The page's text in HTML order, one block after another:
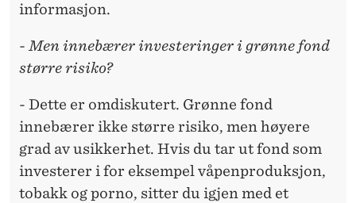
informasjon.
- Men innebærer investeringer i grønne fond
større risiko?
- Dette er omdiskutert. Grønne fond
innebærer ikke større risiko, men høyere
grad av usikkerhet. Hvis du tar ut fond som
investerer i for eksempel våpenproduksjon,
tobakk og porno, sitter du igjen med et